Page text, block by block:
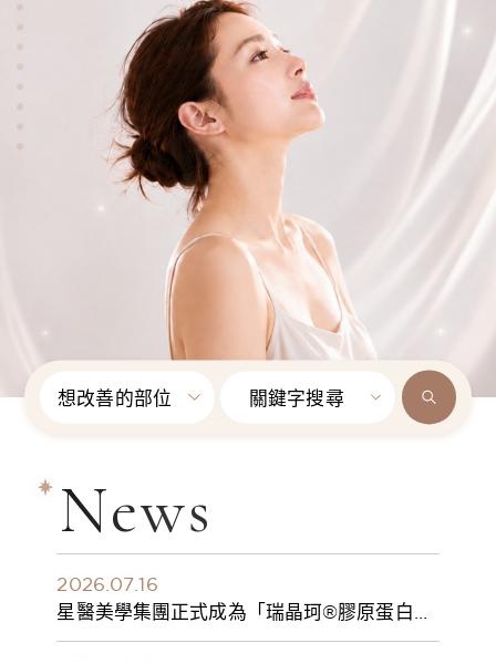
想改善的部位 關鍵字搜尋
News
2026.07.16
星醫美學集團正式成為「瑞晶珂®膠原蛋白植
入劑」台灣獨家總代理